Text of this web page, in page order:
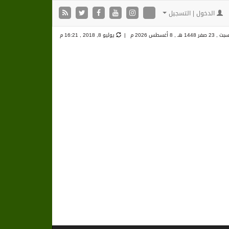
الدخول | التسجيل
23 صفر 1448 هـ , 8 أغسطس 2026 م | يوليو 8, 2018 , 16:21 م